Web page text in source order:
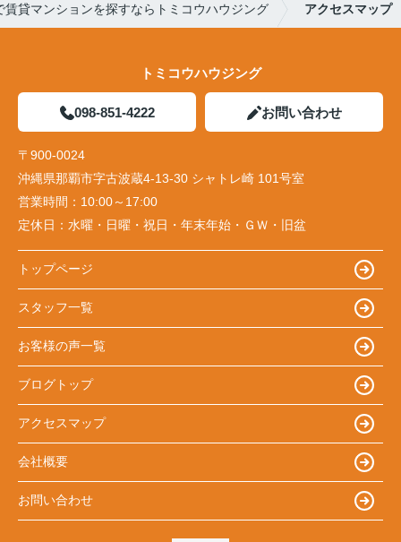
賃貸マンションを探すならトミコウハウジング アクセスマップ
トミコウハウジング
098-851-4222 お問い合わせ
〒900-0024
沖縄県那覇市字古波蔵4-13-30 シャトレ崎 101号室
営業時間： 10:00～17:00
定休日： 水曜・日曜・祝日・年末年始・ＧＷ・旧盆
トップページ
スタッフ一覧
お客様の声一覧
ブログトップ
アクセスマップ
会社概要
お問い合わせ